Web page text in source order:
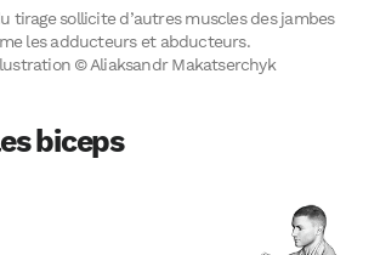
tirage sollicite d’autres muscles des jambes
les adducteurs et abducteurs.
© Aliaksandr Makatserchyk
biceps